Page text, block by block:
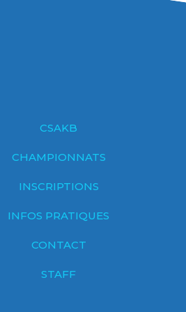
CSAKB
CHAMPIONNATS
INSCRIPTIONS
INFOS PRATIQUES
CONTACT
STAFF